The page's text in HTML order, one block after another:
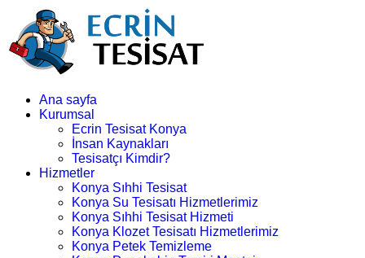
Ana sayfa
Kurumsal
Ecrin Tesisat Konya
İnsan Kaynakları
Tesisatçı Kimdir?
Hizmetler
Konya Sıhhi Tesisat
Konya Su Tesisatı Hizmetlerimiz
Konya Sıhhi Tesisat Hizmeti
Konya Klozet Tesisatı Hizmetlerimiz
Konya Petek Temizleme